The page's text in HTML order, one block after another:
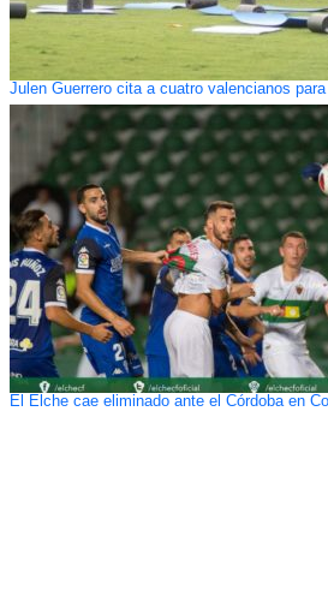
Julen Guerrero cita a cuatro valencianos
El Elche cae eliminado ante el Córdoba en